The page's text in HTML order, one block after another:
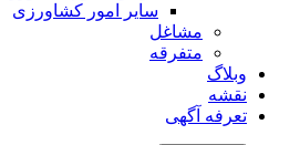
سایر امور کشاورزی
مشاغل
متفرقه
وبلاگ
نقشه
تعرفه آگهی